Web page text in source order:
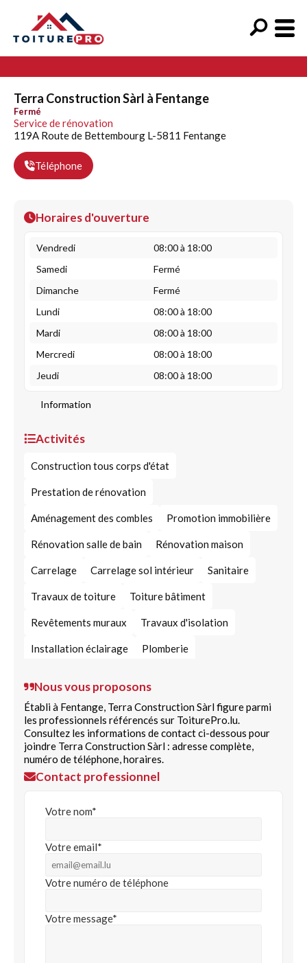
Terra Construction Sàrl à Fentange
Fermé
Service de rénovation
119A Route de Bettembourg L-5811 Fentange
Téléphone
Horaires d'ouverture
Vendredi
08:00 à 18:00
Samedi
Fermé
Dimanche
Fermé
Lundi
08:00 à 18:00
Mardi
08:00 à 18:00
Mercredi
08:00 à 18:00
Jeudi
08:00 à 18:00
Information
Activités
Construction tous corps d'état
Prestation de rénovation
Aménagement des combles Promotion immobilière
Rénovation salle de bain Rénovation maison
Carrelage Carrelage sol intérieur Sanitaire
Travaux de toiture Toiture bâtiment
Revêtements muraux Travaux d'isolation
Installation éclairage Plomberie
Peinture de façade Prestation de peinture
Terrasse bois Travaux de maçonnerie
Parachèvement bâtiment Toiture & couverture
Pilotage de projets de construction
Nous vous proposons
Établi à Fentange, Terra Construction Sàrl figure parmi
les professionnels référencés sur ToiturePro.lu.
Consultez les informations de contact ci-dessous pour
joindre Terra Construction Sàrl : adresse complète,
numéro de téléphone, horaires.
Contact professionnel
Votre nom*
Votre email*
Votre numéro de téléphone
Votre message*